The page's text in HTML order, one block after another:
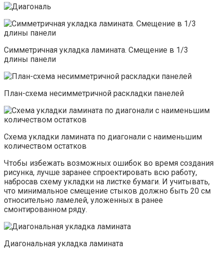
Симметричная укладка ламината. Смещение в 1/3
длины панели
План-схема несимметричной раскладки панелей
Схема укладки ламината по диагонали с наименьшим
количеством остатков
Чтобы избежать возможных ошибок во время создания
рисунка, лучше заранее спроектировать всю работу,
набросав схему укладки на листке бумаги. И учитывать,
что минимальное смещение стыков должно быть 20 см
относительно ламелей, уложенных в ранее
смонтированном ряду.
Диагональная укладка ламината